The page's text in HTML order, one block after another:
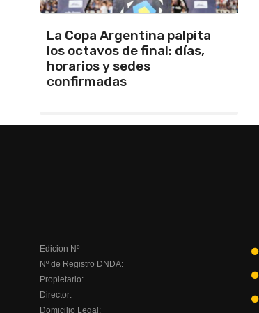
Los seleccionados Sub 15 y
Sub 13 de Tandil ganaron en
el debut
Edicion Nº
Nº de Registro DNDA:
Propietario:
Director:
Domicilio Legal: